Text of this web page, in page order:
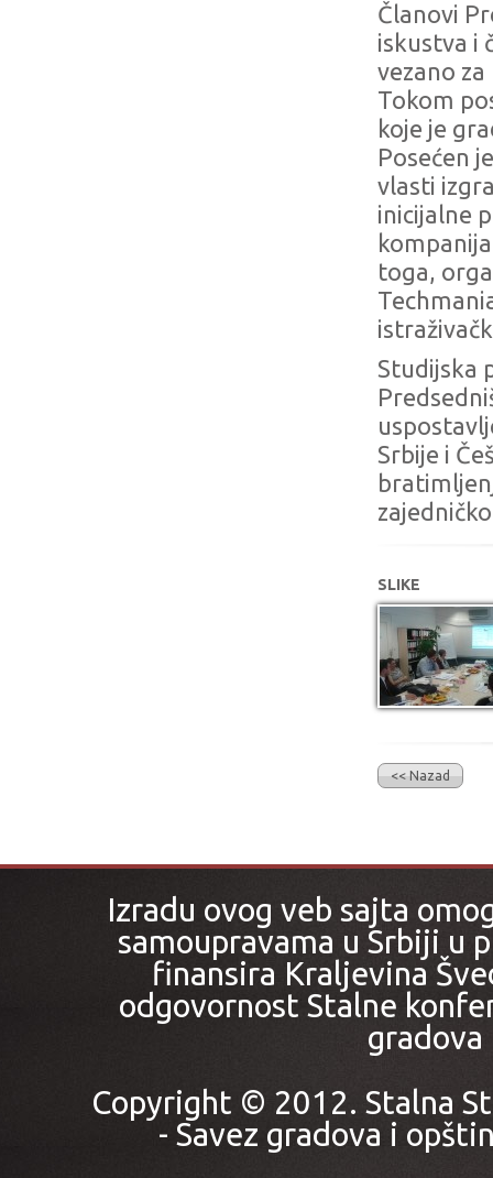
Članovi
iskustva i
vezano
Tokom
koje je
Posećen
vlasti
inicijalne
toga,
Studijska
Srbije i
SLIKE
<< Nazad
Izradu ovog veb sajta
samoupravama u Srbiji u
finansira Kraljevina
odgovornost Stalne
gradova
Copyright © 2012. Stalna
- Savez gradova i